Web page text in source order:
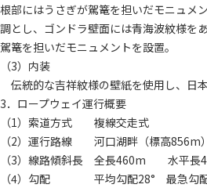
根部にはうさぎが駕篭を担いだモニュメ
調とし、ゴンドラ壁面には青海波紋様を
駕篭を担いだモニュメントを設置。
（3）内装
伝統的な吉祥紋様の壁紙を使用し、日
3．ロープウェイ運行概要
（1）索道方式 複線交走式
（2）運行路線 河口湖畔（標高856m
（3）線路傾斜長 全長460m 水平長
（4）勾配 平均勾配28° 最急勾